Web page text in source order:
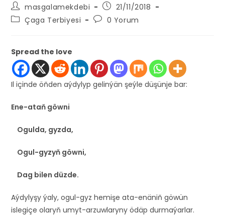
Post
author:
masgalamekdebi
Post
published:
21/11/2018
PostÇaga Terbiyesi
Post0 Yorum
Spread the love
Il içinde öňden aýdylyp gelinýän şeýle düşünje bar:
Ene-ataň göwni
Ogulda, gyzda,
Ogul-gyzyň göwni,
Dag bilen düzde.
Aýdylyşy ýaly, ogul-gyz hemişe ata-enäniň göwün
islegiçe olaryň umyt-arzuwlaryny ödäp durmaýarlar.